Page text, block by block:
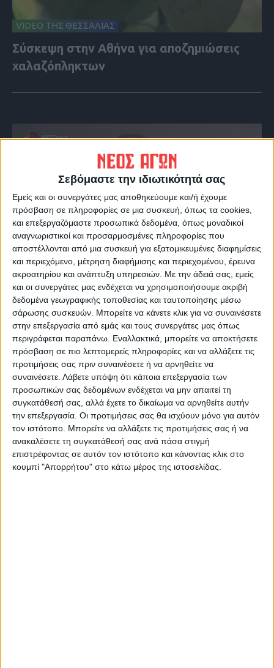
Σεβόμαστε την ιδιωτικότητά σας
Εμείς και οι συνεργάτες μας αποθηκεύουμε και/ή έχουμε
πρόσβαση σε πληροφορίες σε μια συσκευή, όπως τα cookies,
και επεξεργαζόμαστε προσωπικά δεδομένα, όπως μοναδικοί
αναγνωριστικοί και προσαρμοσμένες πληροφορίες που
αποστέλλονται από μια συσκευή για εξατομικευμένες διαφημίσεις
και περιεχόμενο, μέτρηση διαφήμισης και περιεχομένου, έρευνα
ακροατηρίου και ανάπτυξη υπηρεσιών. Με την άδειά σας, εμείς
και οι συνεργάτες μας ενδέχεται να χρησιμοποιήσουμε ακριβή
δεδομένα γεωγραφικής τοποθεσίας και ταυτοποίησης μέσω
σάρωσης συσκευών. Μπορείτε να κάνετε κλικ για να συναινέσετε
στην επεξεργασία από εμάς και τους συνεργάτες μας όπως
περιγράφεται παραπάνω. Εναλλακτικά, μπορείτε να αποκτήσετε
πρόσβαση σε πιο λεπτομερείς πληροφορίες και να αλλάξετε τις
προτιμήσεις σας πριν συναινέσετε ή να αρνηθείτε να
συναινέσετε. Λάβετε υπόψη ότι κάποια επεξεργασία των
προσωπικών σας δεδομένων ενδέχεται να μην απαιτεί τη
συγκατάθεσή σας, αλλά έχετε το δικαίωμα να αρνηθείτε αυτήν
την επεξεργασία. Οι προτιμήσεις σας θα ισχύουν μόνο για αυτόν
τον ιστότοπο. Μπορείτε να αλλάξετε τις προτιμήσεις σας ή να
ανακαλέσετε τη συγκατάθεσή σας ανά πάσα στιγμή
επιστρέφοντας σε αυτόν τον ιστότοπο και κάνοντας κλικ στο
κουμπί "Απορρήτου" στο κάτω μέρος της ιστοσελίδας.
VIDEO ΤΗΣ ΘΕΣΣΑΛΙΑΣ
Σύσκεψη στην Αθήνα για αποζημιώσεις
χαλαζόπληκτων
VIDEO ΤΗΣ ΘΕΣΣΑΛΙΑΣ
Περιπέτεια για τον πρόεδρο του Ε.Κ.Λ
Γιάννη Σκόκα